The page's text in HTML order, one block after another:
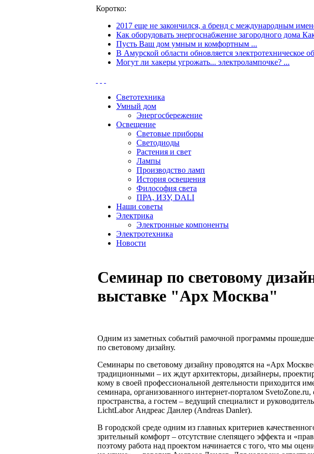
Коротко:
2017 еще не закончился, а бренд с международным
Как оборудовать энергоснабжение загородного дома
Пусть Ваш дом умным и комфортным ...
В Амурской области обновляется электротехническое
Могут ли хакеры угрожать... электролампочке? ...
Светотехника
Умный дом
Энергосбережение
Освещение
Световые приборы
Светодиоды
Растения и свет
Лампы
Производство ламп
История освещения
Философия света
ПРА, ИЗУ, DALI
Наши советы
Электрика
Электронные компоненты
Электротехника
Новости
Семинар по световому
выставке "Арх Москва"
Одним из заметных событий рамочной программы
по световому дизайну.
Семинары по световому дизайну проводятся на «Арх
традиционными – их ждут архитекторы, дизайнеры,
кому в своей профессиональной деятельности приходится
семинара, организованного интернет-порталом SvetoZone.ru,
пространства, а гостем – ведущий специалист и
LichtLabor Андреас Данлер (Andreas Danler).
В городской среде одним из главных критериев
зрительный комфорт – отсутствие слепящего эффекта и
поэтому работа над проектом начинается с того, что мы